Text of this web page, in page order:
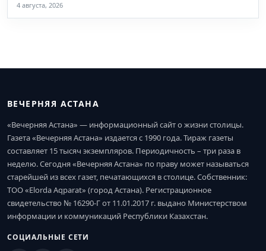
4 августа, 2026
ВЕЧЕРНЯЯ АСТАНА
«Вечерняя Астана» — информационный сайт о жизни столицы.
Газета «Вечерняя Астана» издается с 1990 года. Тираж газеты
составляет 15 тысяч экземпляров. Периодичность – три раза в
неделю. Сегодня «Вечерняя Астана» по праву может называться
старейшей из всех газет, печатающихся в столице. Собственник:
ТОО «Elorda Aqparat» (город Астана). Регистрационное
свидетельство № 16290-Г от 11.01.2017 г. выдано Министерством
информации и коммуникаций Республики Казахстан.
СОЦИАЛЬНЫЕ СЕТИ